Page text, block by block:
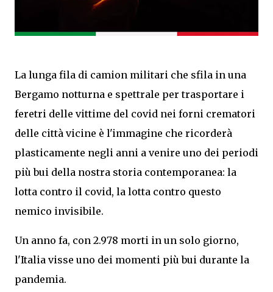
La lunga fila di camion militari che sfila in una
Bergamo notturna e spettrale per trasportare i
feretri delle vittime del covid nei forni crematori
delle città vicine è l'immagine che ricorderà
plasticamente negli anni a venire uno dei periodi
più bui della nostra storia contemporanea: la
lotta contro il covid, la lotta contro questo
nemico invisibile.
Un anno fa, con 2.978 morti in un solo giorno,
l'Italia visse uno dei momenti più bui durante la
pandemia.